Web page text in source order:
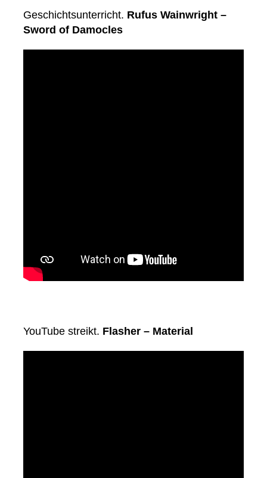
Geschichtsunterricht. Rufus Wainwright –
Sword of Damocles
YouTube streikt. Flasher – Material